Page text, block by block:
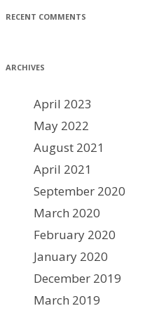
RECENT COMMENTS
ARCHIVES
April 2023
May 2022
August 2021
April 2021
September 2020
March 2020
February 2020
January 2020
December 2019
March 2019